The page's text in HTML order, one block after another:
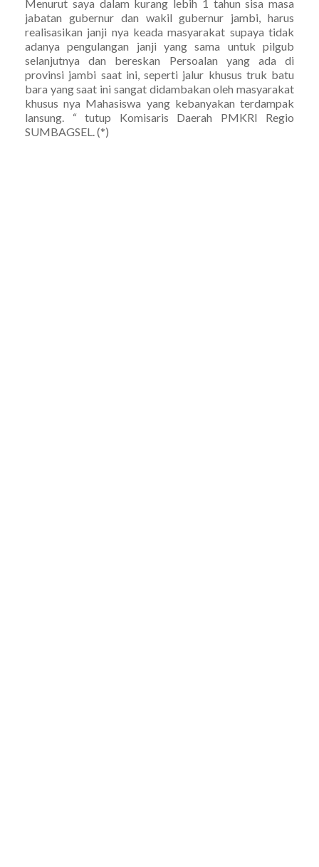
Menurut saya dalam kurang lebih 1 tahun sisa masa
jabatan gubernur dan wakil gubernur jambi, harus
realisasikan janji nya keada masyarakat supaya tidak
adanya pengulangan janji yang sama untuk pilgub
selanjutnya dan bereskan Persoalan yang ada di
provinsi jambi saat ini, seperti jalur khusus truk batu
bara yang saat ini sangat didambakan oleh masyarakat
khusus nya Mahasiswa yang kebanyakan terdampak
lansung. “ tutup Komisaris Daerah PMKRI Regio
SUMBAGSEL. (*)